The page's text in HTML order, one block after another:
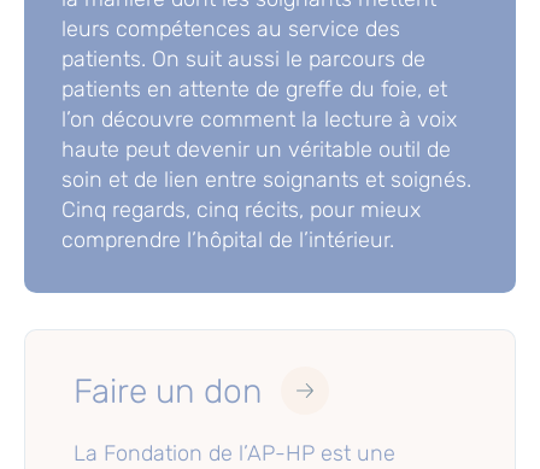
leurs compétences au service des
patients. On suit aussi le parcours de
patients en attente de greffe du foie, et
l’on découvre comment la lecture à voix
haute peut devenir un véritable outil de
soin et de lien entre soignants et soignés.
Cinq regards, cinq récits, pour mieux
comprendre l’hôpital de l’intérieur.
Faire un don
La Fondation de l’AP-HP est une